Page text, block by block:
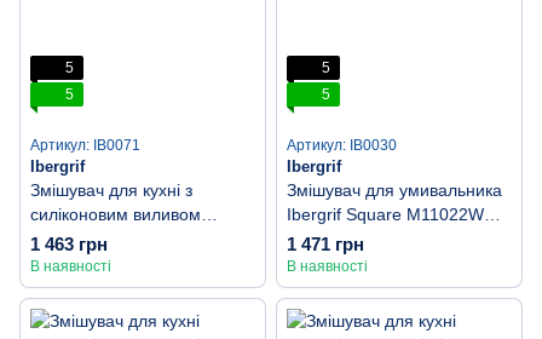
5
5
Артикул: IB0071
Ibergrif
Змішувач для кухні з
силіконовим виливом
Ibergrif M22112-5 (IB0071)
1 463 грн
В наявності
5
5
Артикул: IB0030
Ibergrif
Змішувач для умивальника
Ibergrif Square M11022W
(IB0030)
1 471 грн
В наявності